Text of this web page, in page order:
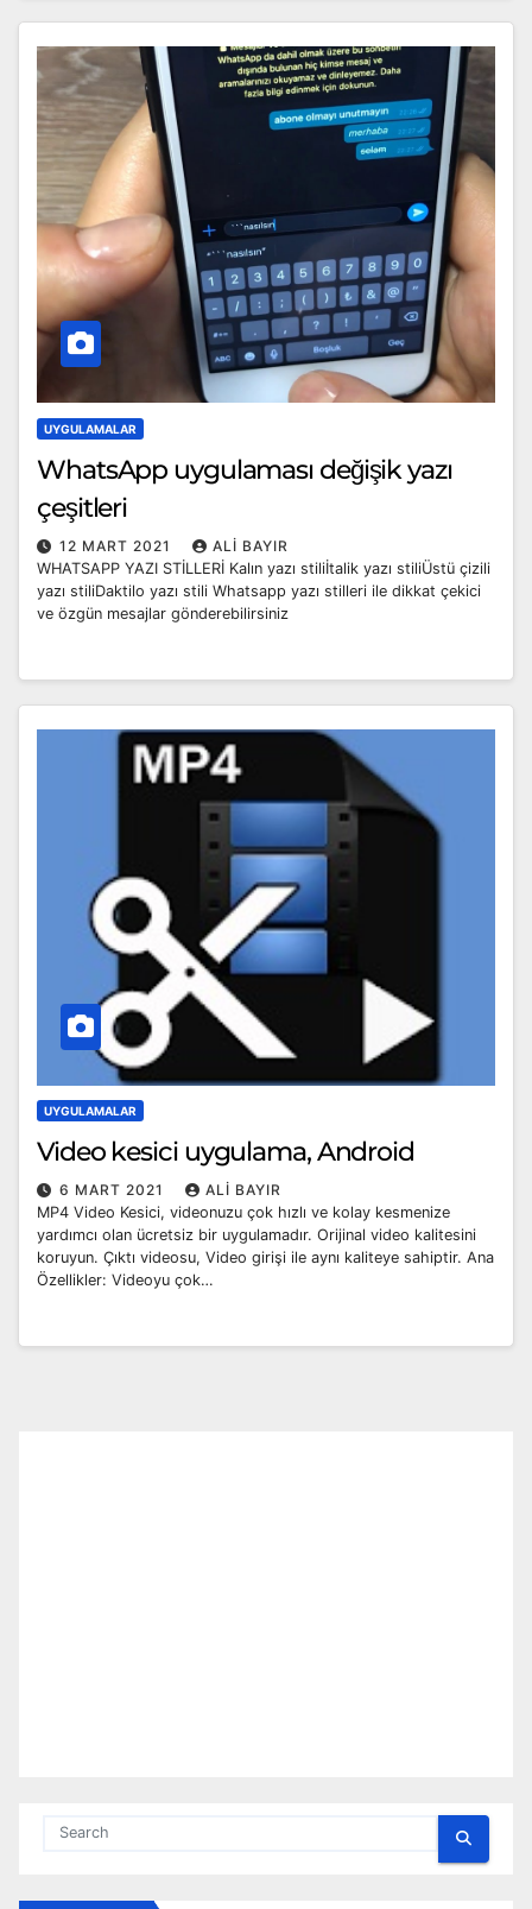
UYGULAMALAR
WhatsApp uygulaması değişik yazı
çeşitleri
12 MART 2021
ALI BAYIR
WHATSAPP YAZI STİLLERİ Kalın yazı stiliİtalik yazı stiliÜstü çizili
yazı stiliDaktilo yazı stili Whatsapp yazı stilleri ile dikkat çekici
ve özgün mesajlar gönderebilirsiniz
UYGULAMALAR
Video kesici uygulama, Android
6 MART 2021
ALI BAYIR
MP4 Video Kesici, videonuzu çok hızlı ve kolay kesmenize
yardımcı olan ücretsiz bir uygulamadır. Orijinal video kalitesini
koruyun. Çıktı videosu, Video girişi ile aynı kaliteye sahiptir. Ana
Özellikler: Videoyu çok…